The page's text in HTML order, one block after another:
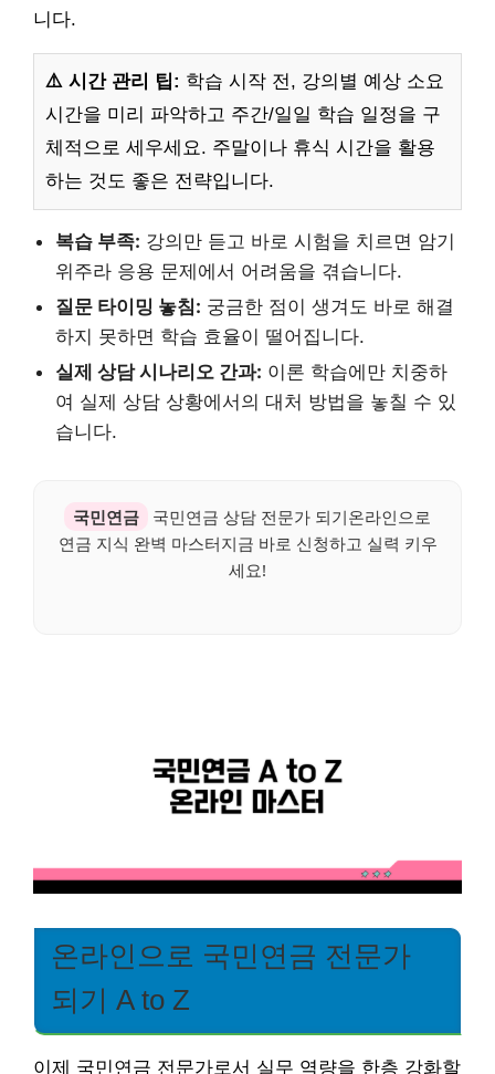
니다.
⚠️ 시간 관리 팁: 학습 시작 전, 강의별 예상 소요
시간을 미리 파악하고 주간/일일 학습 일정을 구
체적으로 세우세요. 주말이나 휴식 시간을 활용
하는 것도 좋은 전략입니다.
복습 부족: 강의만 듣고 바로 시험을 치르면 암기
위주라 응용 문제에서 어려움을 겪습니다.
질문 타이밍 놓침: 궁금한 점이 생겨도 바로 해결
하지 못하면 학습 효율이 떨어집니다.
실제 상담 시나리오 간과: 이론 학습에만 치중하
여 실제 상담 상황에서의 대처 방법을 놓칠 수 있
습니다.
국민연금
국민연금 상담 전문가 되기온라인으로
연금 지식 완벽 마스터지금 바로 신청하고 실력 키우
세요!
온라인으로 국민연금 전문가
되기 A to Z
이제 국민연금 전문가로서 실무 역량을 한층 강화할